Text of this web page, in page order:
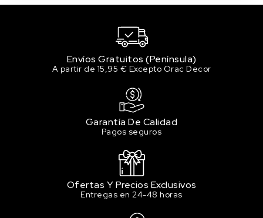
Envíos Gratuitos (Península)
A partir de 15,95 € Excepto Orac Decor
Garantía De Calidad
Pagos seguros
Ofertas Y Precios Exclusivos
Entregas en 24-48 horas